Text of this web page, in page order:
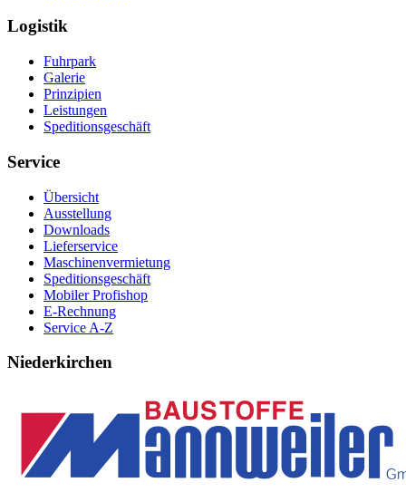
Logistik
Fuhrpark
Galerie
Prinzipien
Leistungen
Speditionsgeschäft
Service
Übersicht
Ausstellung
Downloads
Lieferservice
Maschinenvermietung
Speditionsgeschäft
Mobiler Profishop
E-Rechnung
Service A-Z
Niederkirchen